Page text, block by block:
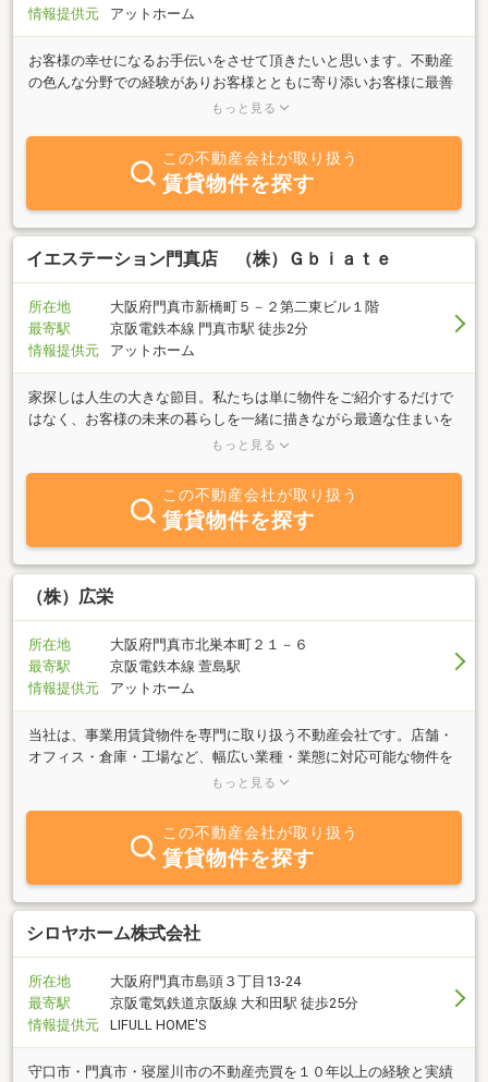
情報提供元
アットホーム
お客様の幸せになるお手伝いをさせて頂きたいと思います。不動産
の色んな分野での経験がありお客様とともに寄り添いお客様に最善
な提案をさせて頂けることが可能でお客様の個々の希望条件に柔軟
ットワークがあります。また、中国語も対応しておりますのでお気
軽にご相談下さい。※セールス等の営利目的・商用利用は固くお断
もっと見る
この不動産会社が取り扱う
賃貸物件を探す
イエステーション門真店 （株）Ｇｂｉａｔｅ
所在地
大阪府門真市新橋町５－２第二東ビル１階
最寄駅
京阪電鉄本線 門真市駅 徒歩2分
情報提供元
アットホーム
家探しは人生の大きな節目。私たちは単に物件をご紹介するだけで
はなく、お客様の未来の暮らしを一緒に描きながら最適な住まいを
ご提案いたします。地域を知り尽くしたからこそできる細やかなア
える瞬間をお届けします。初めての方も、住み替えを検討される方
も、理想の住まい探しを私たちと一緒に楽しんでみませんか。
もっと見る
この不動産会社が取り扱う
賃貸物件を探す
（株）広栄
所在地
大阪府門真市北巣本町２１－６
最寄駅
京阪電鉄本線 萱島駅
情報提供元
アットホーム
当社は、事業用賃貸物件を専門に取り扱う不動産会社です。店舗・
オフィス・倉庫・工場など、幅広い業種・業態に対応可能な物件を
多数ご紹介。地域密着の情報力とスピーディな対応で、開業・移
約条件の調整や内装相談も含め、事業の成功を全力でサポートいた
もっと見る
この不動産会社が取り扱う
賃貸物件を探す
シロヤホーム株式会社
所在地
大阪府門真市島頭３丁目13-24
最寄駅
京阪電気鉄道京阪線 大和田駅 徒歩25分
情報提供元
LIFULL HOME'S
守口市・門真市・寝屋川市の不動産売買を１０年以上の経験と実績